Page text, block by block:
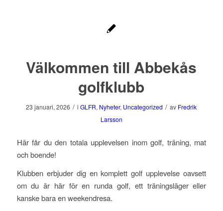
Välkommen till Abbekås
golfklubb
23 januari, 2026 / iGLFR, Nyheter, Uncategorized / av Fredrik
Larsson
Här får du den totala upplevelsen inom golf, träning, mat
och boende!
Klubben erbjuder dig en komplett golf upplevelse oavsett
om du är här för en runda golf, ett träningsläger eller
kanske bara en weekendresa.